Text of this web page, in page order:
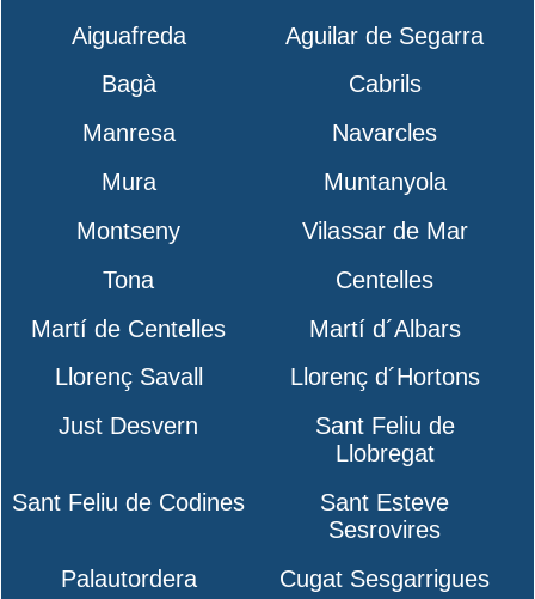
Aiguafreda
Aguilar de Segarra
Bagà
Cabrils
Manresa
Navarcles
Mura
Muntanyola
Montseny
Vilassar de Mar
Tona
Centelles
Martí de Centelles
Martí d´Albars
Llorenç Savall
Llorenç d´Hortons
Just Desvern
Sant Feliu de
Llobregat
Sant Feliu de Codines
Sant Esteve
Sesrovires
Palautordera
Cugat Sesgarrigues